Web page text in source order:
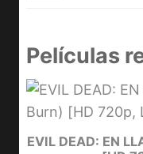
Películas
EVIL DEAD: EN